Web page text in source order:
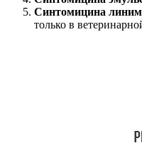
Синтомицина
только в